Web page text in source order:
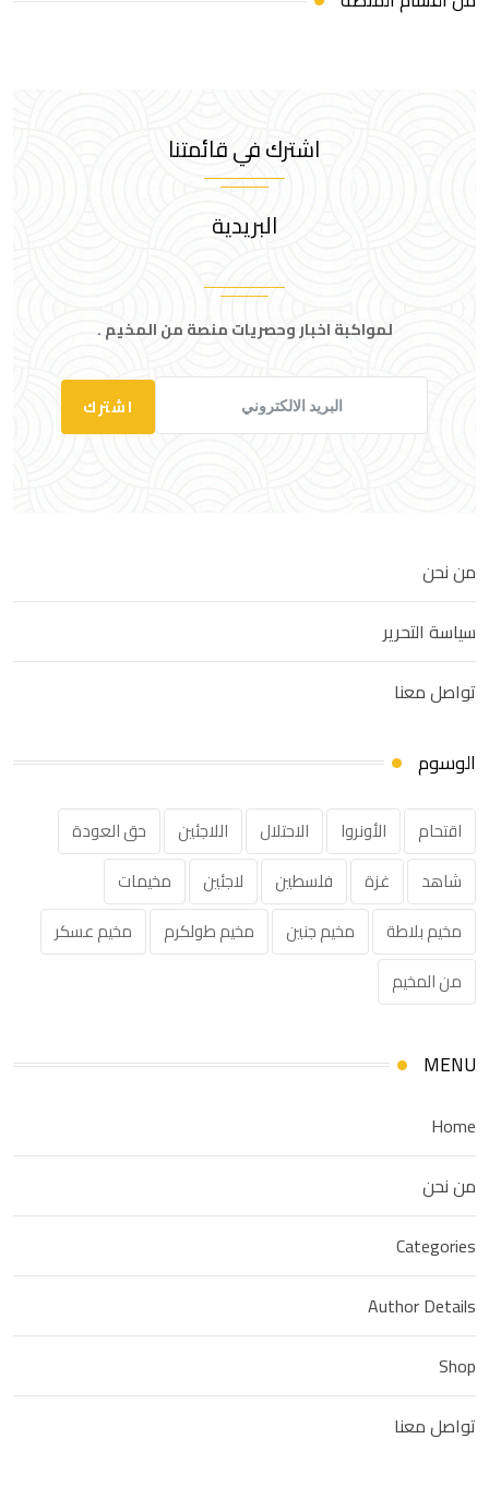
اشترك في قائمتنا
البريدية
لمواكبة اخبار وحصريات منصة من المخيم .
اشترك
من نحن
سياسة التحرير
تواصل معنا
الوسوم
اقتحام الأونروا الاحتلال اللاجئين
حق العودة
شاهد
غزة فلسطين لاجئين
مخيمات
مخيم بلاطة
مخيم جنين مخيم طولكرم
مخيم عسكر
من المخيم
MENU
Home
من نحن
Categories
Author Details
Shop
تواصل معنا